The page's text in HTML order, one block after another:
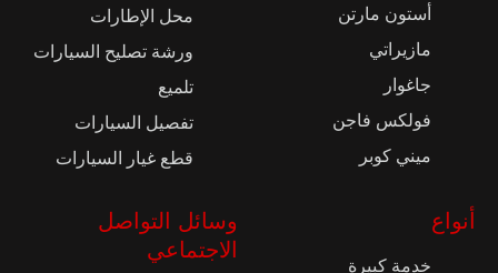
أستون مارتن
مازيراتي
جاغوار
فولكس فاجن
ميني كوبر
محل الإطارات
ورشة تصليح السيارات
تلميع
تفصيل السيارات
قطع غيار السيارات
أنواع
خدمة كبيرة
وسائل التواصل
الاجتماعي